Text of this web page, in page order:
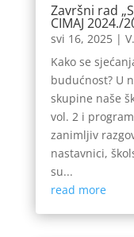
Završni rad
CIMAJ 2024./
svi 16, 2025|
Kako se
budućnost? U
skupine naše
vol. 2 i
zanimljiv
nastavnici,
su...
read more